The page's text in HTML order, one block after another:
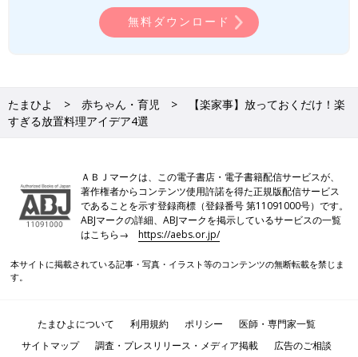
無料ダウンロード
たまひよ 赤ちゃん・育児
【楽家事】放っておくだけ！楽
すぎる放置料理アイデア4選
ＡＢＪマークは、この電子書店・電子書籍配信サービスが、
著作権者からコンテンツ使用許諾を得た正規版配信サービス
であることを示す登録商標（登録番号 第11091000号）です。
ABJマークの詳細、ABJマークを掲示しているサービスの一覧
はこちら→https://aebs.or.jp/
本サイトに掲載されている記事・写真・イラスト等のコンテンツの無断転載を禁じま
す。
たまひよについて 利用規約 ポリシー
医師・専門家一覧
サイトマップ
調査・プレスリリース・メディア掲載 広告のご相談